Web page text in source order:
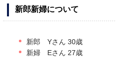
新郎新婦について
新郎 Yさん 30歳
新婦 Eさん 27歳